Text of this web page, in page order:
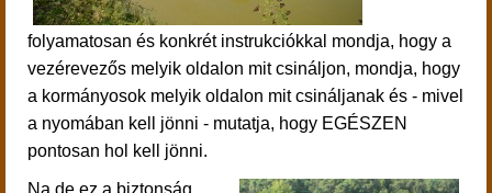
folyamatosan és konkrét instrukciókkal mondja, hogy a
vezérevezős melyik oldalon mit csináljon, mondja, hogy
a kormányosok melyik oldalon mit csináljanak és - mivel
a nyomában kell jönni - mutatja, hogy EGÉSZEN
pontosan hol kell jönni.
Na de ez a biztonság,